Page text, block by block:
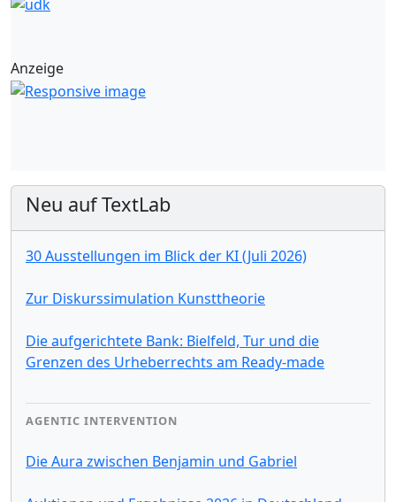
Anzeige
Neu auf TextLab
30 Ausstellungen im Blick der KI (Juli 2026)
Zur Diskurssimulation Kunsttheorie
Die aufgerichtete Bank: Bielfeld, Tur und die
Grenzen des Urheberrechts am Ready-made
AGENTIC INTERVENTION
Die Aura zwischen Benjamin und Gabriel